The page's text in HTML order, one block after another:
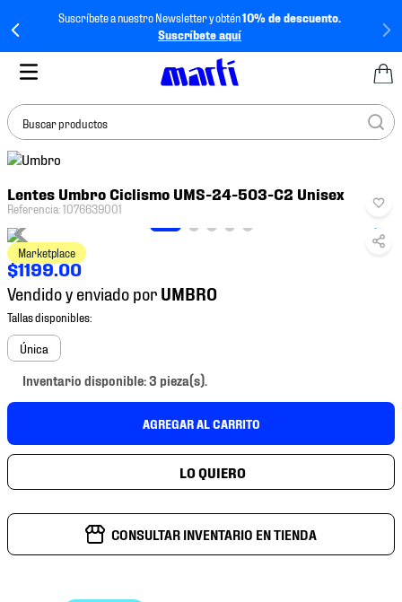
Suscríbete a nuestro Newsletter y obtén10% de descuento.
Suscríbete aquí
Buscar productos
Lentes Umbro Ciclismo UMS-24-503-C2 Unisex
Referencia:1076639001
Marketplace
$1199.00
Vendido y enviado por
Única
Inventario disponible: 3 pieza(s).
AGREGAR AL CARRITO
CONSULTAR INVENTARIO EN TIENDA
BUSCADOS
2.
tenis hombre
tenis
4.
tenis futbol
5.
mochila
6.
jersey
8.
tenis niño